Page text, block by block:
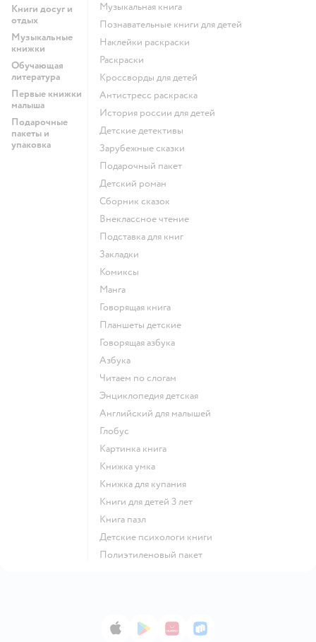
Книги досуг и
отдых
Музыкальные
книжки
Обучающая
литература
Первые книжки
малыша
Подарочные
пакеты и
упаковка
музыкальная книга
познавательные книги для детей
наклейки раскраски
раскраски
кроссворды для детей
антистресс раскраска
история россии для детей
детские детективы
зарубежные сказки
подарочный пакет
детский роман
сборник сказок
внеклассное чтение
подставка для книг
закладки
комиксы
манга
говорящая книга
Планшеты детские
говорящая азбука
азбука
читаем по слогам
энциклопедия детская
английский для малышей
глобус
картинка книга
книжка умка
книжка для купания
книги для детей 3 лет
книга пазл
детские психологи книги
полиэтиленовый пакет
App StoreGoogle Play
AppGallery
RuStore